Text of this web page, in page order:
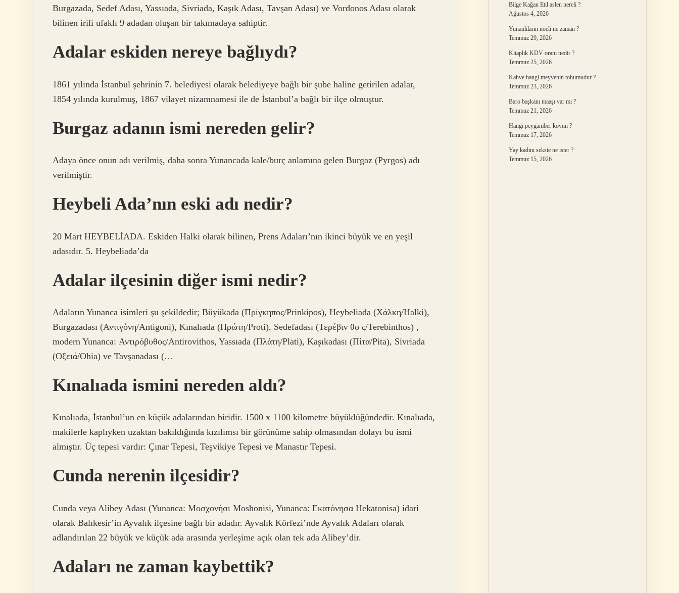
Burgazada, Sedef Adası, Yassıada, Sivriada, Kaşık Adası, Tavşan Adası) ve Vordonos Adası olarak
bilinen irili ufaklı 9 adadan oluşan bir takımadaya sahiptir.
Adalar eskiden nereye bağlıydı?
1861 yılında İstanbul şehrinin 7. belediyesi olarak belediyeye bağlı bir şube haline getirilen adalar,
1854 yılında kurulmuş, 1867 vilayet nizamnamesi ile de İstanbul’a bağlı bir ilçe olmuştur.
Burgaz adanın ismi nereden gelir?
Adaya önce onun adı verilmiş, daha sonra Yunancada kale/burç anlamına gelen Burgaz (Pyrgos) adı
verilmiştir.
Heybeli Ada’nın eski adı nedir?
20 Mart HEYBELİADA. Eskiden Halki olarak bilinen, Prens Adaları’nın ikinci büyük ve en yeşil
adasıdır. 5. Heybeliada’da
Adalar ilçesinin diğer ismi nedir?
Adaların Yunanca isimleri şu şekildedir; Büyükada (Πρίγκηπος/Prinkipos), Heybeliada (Χάλκη/Halki),
Burgazadası (Αντιγόνη/Antigoni), Kınalıada (Πρώτη/Proti), Sedefadası (Τερέβιν θο ς/Terebinthos) ,
modern Yunanca: Αντιρόβυθος/Antirovithos, Yassıada (Πλάτη/Plati), Kaşıkadası (Πίτα/Pita), Sivriada
(Οξειά/Ohia) ve Tavşanadası (…
Kınalıada ismini nereden aldı?
Kınalıada, İstanbul’un en küçük adalarından biridir. 1500 x 1100 kilometre büyüklüğündedir. Kınalıada,
makilerle kaplıyken uzaktan bakıldığında kızılımsı bir görünüme sahip olmasından dolayı bu ismi
almıştır. Üç tepesi vardır: Çınar Tepesi, Teşvikiye Tepesi ve Manastır Tepesi.
Cunda nerenin ilçesidir?
Cunda veya Alibey Adası (Yunanca: Μοσχονήσι Moshonisi, Yunanca: Εκατόνησα Hekatonisa) idari
olarak Balıkesir’in Ayvalık ilçesine bağlı bir adadır. Ayvalık Körfezi’nde Ayvalık Adaları olarak
adlandırılan 22 büyük ve küçük ada arasında yerleşime açık olan tek ada Alibey’dir.
Adaları ne zaman kaybettik?
Bilge Kağan Etil aslen nereli ?
Ağustos 4, 2026
Yunanlıların noeli ne zaman ?
Temmuz 29, 2026
Kitaplık KDV oranı nedir ?
Temmuz 25, 2026
Kahve hangi meyvenin tohumudur ?
Temmuz 23, 2026
Baro başkanı maaşı var mı ?
Temmuz 21, 2026
Hangi peygamber koyun ?
Temmuz 17, 2026
Yay kadını sekste ne ister ?
Temmuz 15, 2026